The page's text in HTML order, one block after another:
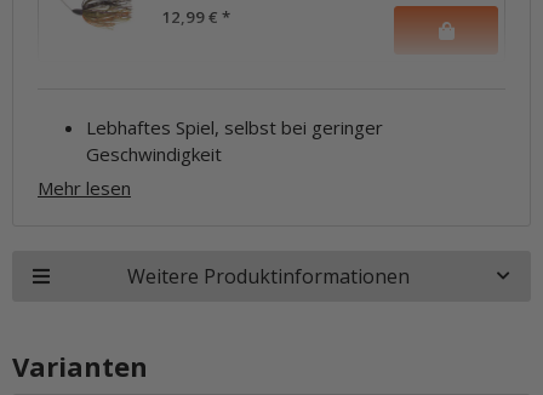
12,99 € *
Lebhaftes Spiel, selbst bei geringer
Geschwindigkeit
Mehr lesen
Weitere Produktinformationen
Varianten